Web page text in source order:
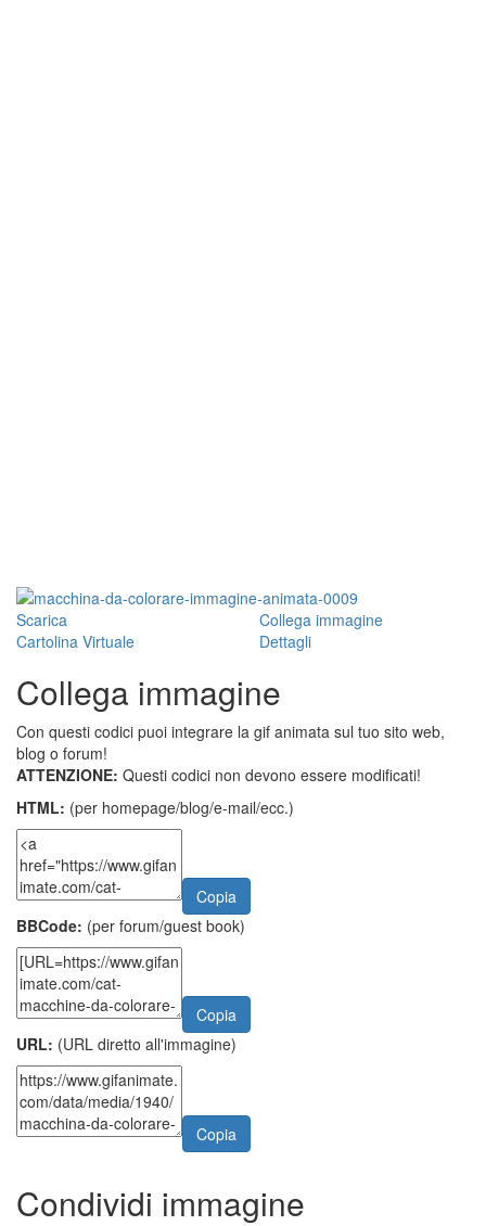
Scarica
Collega immagine
Cartolina Virtuale
Dettagli
Collega immagine
Con questi codici puoi integrare la gif animata sul tuo sito web,
blog o forum!
ATTENZIONE: Questi codici non devono essere modificati!
HTML: (per homepage/blog/e-mail/ecc.)
Copia
BBCode: (per forum/guest book)
Copia
URL: (URL diretto all'immagine)
Copia
Condividi immagine